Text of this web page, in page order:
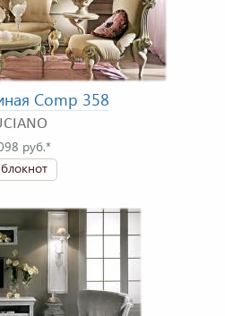
Comp 358
руб.*